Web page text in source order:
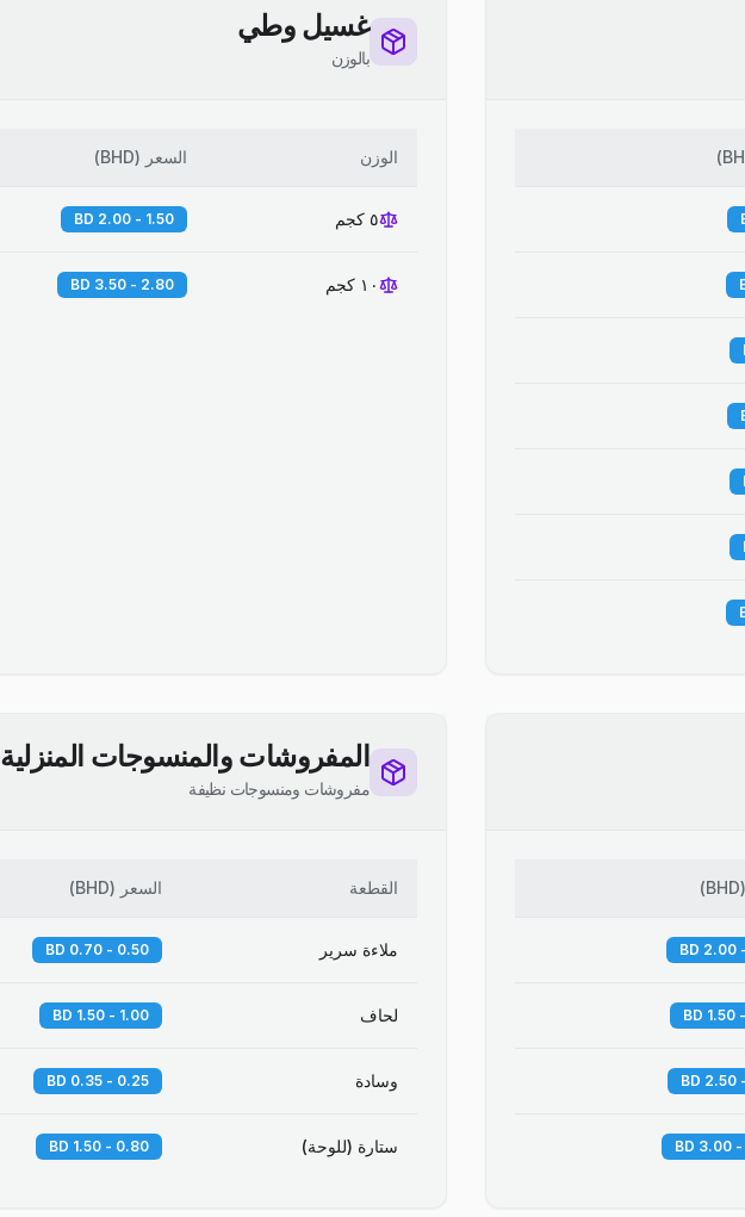
)
غسيل وطي
بالوزن
الوزن السعر (
BHD
)
٥ كجم 1.50 - 2.00 BD
١٠ كجم 2.80 - 3.50 BD
(
BHD
)
المفروشات والمنسوجات المنزلية
مفروشات ومنسوجات نظيفة
القطعة السعر (
BHD
)
ملاءة سرير 0.50 - 0.70 BD
لحاف 1.00 - 1.50 BD
وسادة 0.25 - 0.35 BD
ستارة (للوحة) 0.80 - 1.50 BD